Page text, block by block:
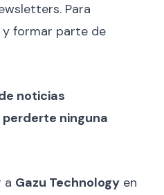
Para
formar parte de
noticias
ninguna
a Gazu Technology en